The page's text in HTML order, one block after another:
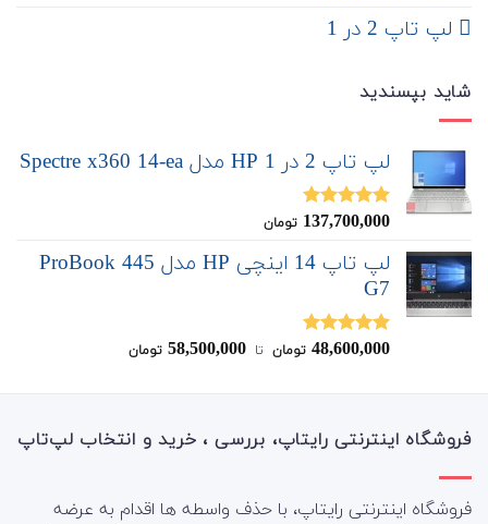
لپ تاپ 2 در 1
شاید بپسندید
لپ تاپ 2 در 1 HP مدل Spectre x360 14-ea
نمره5.00
137,700,000 تومان
لپ تاپ 14 اینچی HP مدل ProBook 445
G7
نمره5.00
48,600,000 تومان ‌ تا ‌ 58,500,000 تومان
فروشگاه اینترنتی رایتاپ، بررسی ، خرید و انتخاب لپ‌تاپ
فروشگاه اینترنتی رایتاپ، با حذف واسطه ها اقدام به عرضه